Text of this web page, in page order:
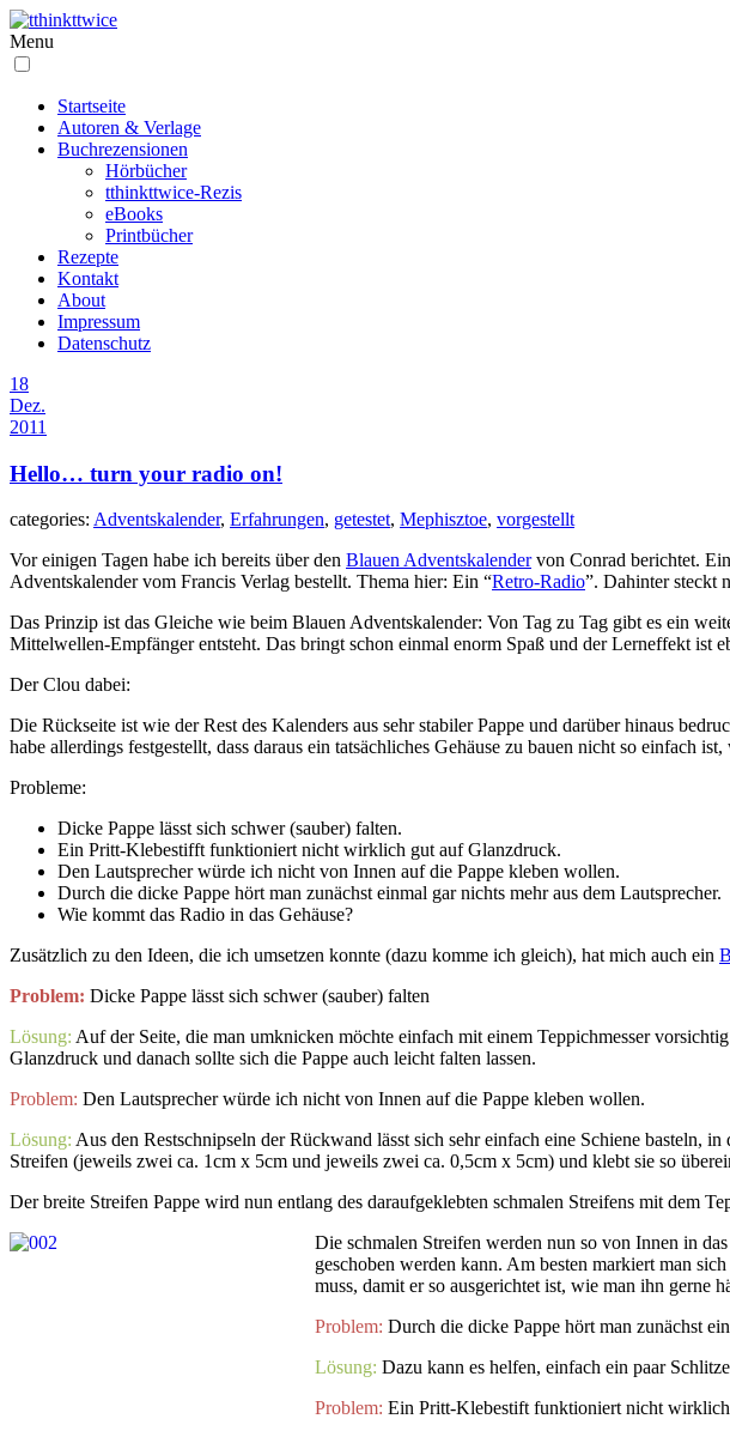
Menu
Startseite
Autoren & Verlage
Buchrezensionen
Hörbücher
tthinkttwice-Rezis
eBooks
Printbücher
Rezepte
Kontakt
About
Impressum
Datenschutz
18
Dez.
2011
Hello… turn your radio on!
categories: Adventskalender, Erfahrungen, getestet, Mephisztoe, vorgestellt
Vor einigen Tagen habe ich bereits über den Blauen Adventskalendervon Conrad berichtet.
Adventskalender vom Francis Verlag bestellt. Thema hier: Ein “Retro-Radio”. Dahinter steckt
Das Prinzip ist das Gleiche wie beim Blauen Adventskalender: Von Tag zu Tag gibt es ein
Mittelwellen-Empfänger entsteht. Das bringt schon einmal enorm Spaß und der Lerneffekt ist
Der Clou dabei:
Die Rückseite ist wie der Rest des Kalenders aus sehr stabiler Pappe und darüber hinaus
habe allerdings festgestellt, dass daraus ein tatsächliches Gehäuse zu bauen nicht so einfach ist,
Probleme:
Dicke Pappe lässt sich schwer (sauber) falten.
Ein Pritt-Klebestifft funktioniert nicht wirklich gut auf Glanzdruck.
Den Lautsprecher würde ich nicht von Innen auf die Pappe kleben wollen.
Durch die dicke Pappe hört man zunächst einmal gar nichts mehr aus dem Lautsprecher.
Wie kommt das Radio in das Gehäuse?
Zusätzlich zu den Ideen, die ich umsetzen konnte (dazu komme ich gleich), hat mich auch ein
Problem: Dicke Pappe lässt sich schwer (sauber) falten
Lösung: Auf der Seite, die man umknicken möchte einfach mit einem Teppichmesser
Glanzdruck und danach sollte sich die Pappe auch leicht falten lassen.
Problem: Den Lautsprecher würde ich nicht von Innen auf die Pappe kleben wollen.
Lösung: Aus den Restschnipseln der Rückwand lässt sich sehr einfach eine Schiene basteln,
Streifen (jeweils zwei ca. 1cm x 5cm und jeweils zwei ca. 0,5cm x 5cm) und klebt sie so
Der breite Streifen Pappe wird nun entlang des daraufgeklebten schmalen Streifens mit dem
Die schmalen Streifen werden nun so von Innen in
geschoben werden kann. Am besten markiert man
muss, damit er so ausgerichtet ist, wie man ihn gerne
Problem: Durch die dicke Pappe hört man zunächst
Lösung: Dazu kann es helfen, einfach ein paar
Problem: Ein Pritt-Klebestift funktioniert nicht